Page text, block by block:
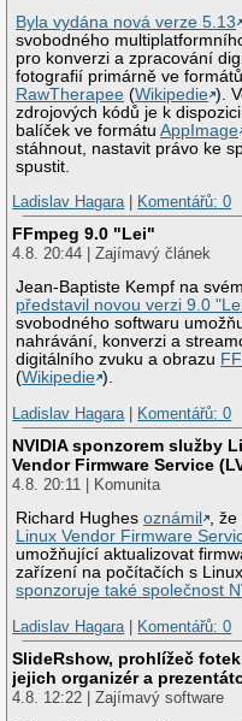
Byla vydána nová verze 5.13
svobodného
pro konverzi a zpracování
fotografií primárně ve
RawTherapee (Wikipedie ).
zdrojových kódů je k
balíček ve formátuAppImage
stáhnout, nastavit právo ke
spustit.
Ladislav Hagara| Komentářů: 0
FFmpeg 9.0 "Lei"
4.8. 20:44 | Zajímavý článek
Jean-Baptiste Kempf na
představil novou verzi 9.0
svobodného softwaru
nahrávání, konverzi a
digitálního zvuku a obrazu
(Wikipedie ).
Ladislav Hagara| Komentářů: 0
NVIDIA sponzorem služby
Vendor Firmware Service
4.8. 20:11 | Komunita
Richard Hughesoznámil
, že
Linux Vendor Firmware
umožňující aktualizovat
zařízení na počítačích s
sponzoruje také společnost
Ladislav Hagara| Komentářů: 0
SlideRshow, prohlížeč
jejich organizér a
4.8. 12:22 | Zajímavý software